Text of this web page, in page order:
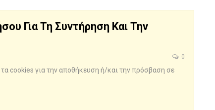
Για Τη Συντήρηση Και Την
0
cookies για την αποθήκευση ή/και την πρόσβαση σε